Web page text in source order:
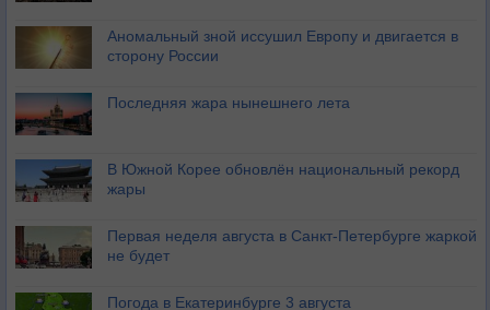
Аномальный зной иссушил Европу и двигается в
сторону России
Последняя жара нынешнего лета
В Южной Корее обновлён национальный рекорд
жары
Первая неделя августа в Санкт-Петербурге жаркой
не будет
Погода в Екатеринбурге 3 августа